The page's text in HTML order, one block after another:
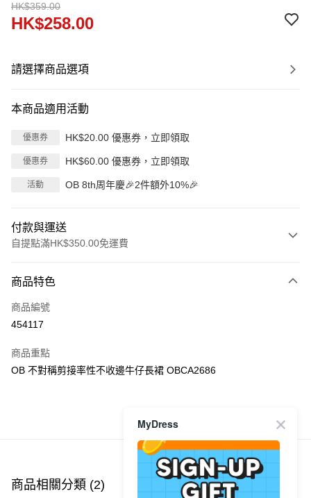
HK$359.00
HK$258.00
請選擇商品選項
本商品適用活動
優惠券 HK$20.00 優惠券，立即領取
優惠券 HK$60.00 優惠券，立即領取
活動 OB 8th周年慶🎉2件額外10%🎉
付款與運送
自提點滿HK$350.00免運費
信用卡
Apple Pay
PayMe
每筆HK$40.00，滿HK$350.00或以上免運費
付款後順豐站及營業點
商品特色
商品編號
454117
商品重點
OB 不對稱剪接率性不收邊牛仔長裙 OBCA2686
商品推薦
商品相關分類 (2)
MyDress